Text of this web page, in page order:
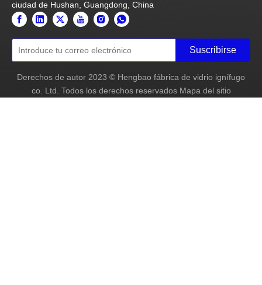
ciudad de Hushan, Guangdong, China
Suscribirse
Derechos de autor 2023 © Hengbao fábrica de vidrio ignífugo
co. Ltd. Todos los derechos reservados Mapa del sitio